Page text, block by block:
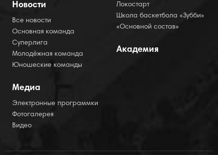
Новости
Все новости
Основная команда
Суперлига
Молодёжная команда
Юношеские команды
Медиа
Электронные программки
Фотогалерея
Видео
Локостарт
Школа баскетбола «Зубби»
«Основной состав»
Академия